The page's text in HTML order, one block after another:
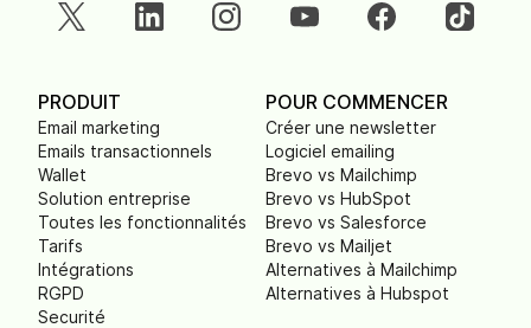
PRODUIT
Email marketing
Emails transactionnels
Wallet
Solution entreprise
Toutes les fonctionnalités
Tarifs
Intégrations
RGPD
Securité
POUR COMMENCER
Créer une newsletter
Logiciel emailing
Brevo vs Mailchimp
Brevo vs HubSpot
Brevo vs Salesforce
Brevo vs Mailjet
Alternatives à Mailchimp
Alternatives à Hubspot